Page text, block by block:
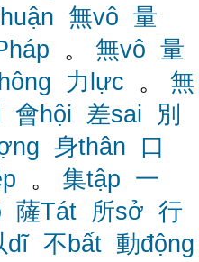
無vô 量
。 無vô 量
力lực 。 無
會hội 差sai
別
身thân
口
。 集tập 一
薩Tát 所sở 行
dĩ 不bất 動động